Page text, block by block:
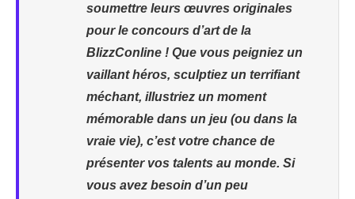
soumettre leurs œuvres originales
pour le concours d’art de la
BlizzConline ! Que vous peigniez un
vaillant héros, sculptiez un terrifiant
méchant, illustriez un moment
mémorable dans un jeu (ou dans la
vraie vie), c’est votre chance de
présenter vos talents au monde. Si
vous avez besoin d’un peu